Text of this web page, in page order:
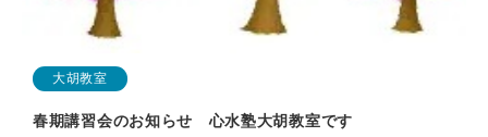
大胡教室
春期講習会のお知らせ 心水塾大胡教室です